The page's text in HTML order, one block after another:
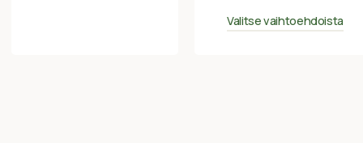
Valitse vaihtoehdoista